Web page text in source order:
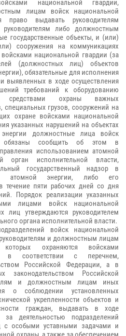
национальной гвардии,
лицам войск национальной
право выдавать руководителям
либо должностным
государственные объекты, и (или)
сооружения на коммуникациях
национальной гвардии (за
(должностных лиц) объектов
обязательные для исполнения
выявленных в ходе осуществления
требований к оборудованию
средствами охраны важных
специальных грузов, сооружений на
охране войсками национальной
указанных нарушений на объектах
должностные лица войск
обязаны сообщить об этом в
использованием атомной
орган исполнительной власти,
государственный надзор в
атомной энергии, либо его
течение пяти рабочих дней со дня
Порядок реализации указанных
лицами войск национальной
лиц утверждаются руководителем
органа исполнительной власти.
войск национальной
и должностным лицам
охраняются войсками
в соответствии с перечнем,
Российской Федерации, а в
законодательством Российской
и должностным лицам иных
о соблюдении установленных
укрепленности объектов и
граждан, выдавать в ходе
за деятельностью подразделений
с особыми уставными задачами и